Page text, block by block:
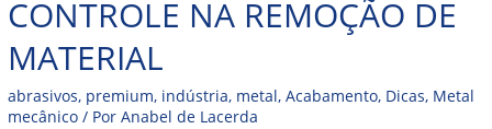
CONTROLE NA REMOÇÃO DE
MATERIAL
abrasivos, premium, indústria, metal,Acabamento, Dicas, Metal
mecânico / PorAnabel de Lacerda